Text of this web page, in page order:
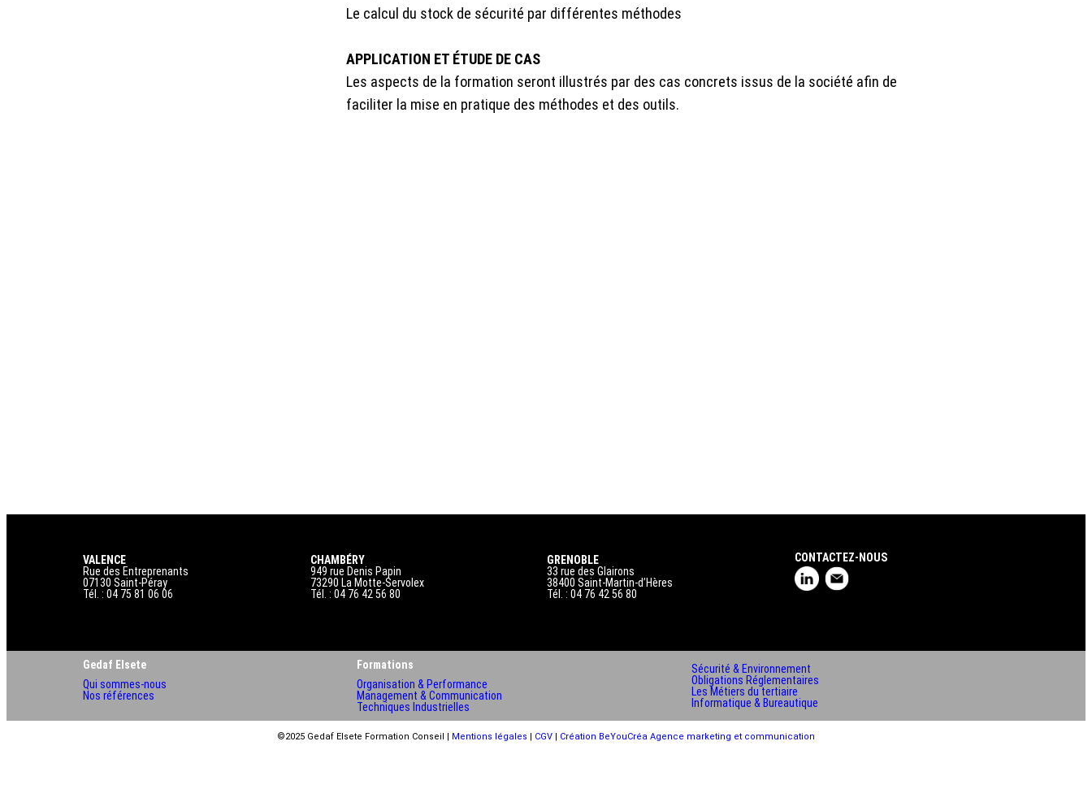
Le calcul du stock de sécurité par différentes méthodes
APPLICATION ET ÉTUDE DE CAS
Les aspects de la formation seront illustrés par des cas concrets issus de la société afin de
faciliter la mise en pratique des méthodes et des outils.
VALENCE
Rue des Entreprenants
07130 Saint-Péray
Tél. : 04 75 81 06 06
CHAMBÉRY
949 rue Denis Papin
73290 La Motte-Servolex
Tél. : 04 76 42 56 80
GRENOBLE
33 rue des Glairons
38400 Saint-Martin-d’Hères
Tél. : 04 76 42 56 80
CONTACTEZ-NOUS
Gedaf Elsete
Qui sommes-nous
Nos références
Formations
Organisation & Performance
Management & Communication
Techniques Industrielles
Sécurité & Environnement
Obligations Réglementaires
Les Métiers du tertiaire
Informatique & Bureautique
©2025 Gedaf Elsete Formation Conseil | Mentions légales | CGV | Création BeYouCréa Agence marketing et communication